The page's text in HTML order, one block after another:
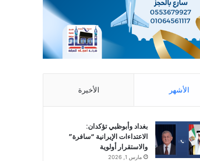
الأشهر الأخيرة
بغداد وأبوظبي تؤكدان:
الاعتداءات الإيرانية “سافرة”
والاستقرار أولوية
مارس 1, 2026